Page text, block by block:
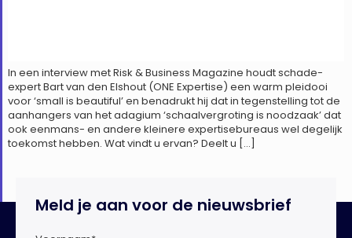
In een interview met Risk & Business Magazine houdt schade-
expert Bart van den Elshout (ONE Expertise) een warm pleidooi
voor ‘small is beautiful’ en benadrukt hij dat in tegenstelling tot de
aanhangers van het adagium ‘schaalvergroting is noodzaak’ dat
ook eenmans- en andere kleinere expertisebureaus wel degelijk
toekomst hebben. Wat vindt u ervan? Deelt u […]
Meld je aan voor de nieuwsbrief